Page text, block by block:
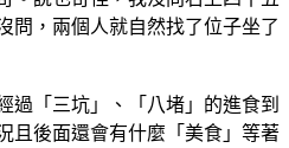
問，兩個人就自然找了位子坐了
過「三坑」、「八堵」的進食到
且後面還會有什麼「美食」等著